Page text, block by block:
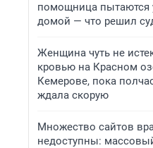
помощница пытаются
домой — что решил
Женщина чуть не
кровью на Красном
Кемерове, пока
ждала скорую
Множество сайтов
недоступны: